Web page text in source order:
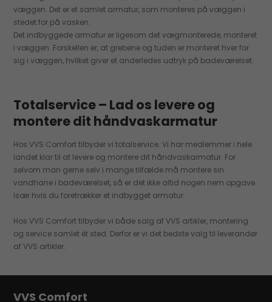
væggen. Det er et samlet armatur, som monteres på væggen i
stedet for på vasken.
Det indbyggede armatur er ligesom det vægmonterede, monteret
i væggen. Forskellen er, at grebene og tuden er monteret hver for
sig i væggen, hvilket giver et anderledes udtryk på badeværelset.
Totalservice – Lad os levere og
montere dit håndvaskarmatur
Hos VVS Comfort tilbyder vi totalservice. Vi har medlemmer i hele
landet klar til at levere og montere dit håndvaskarmatur. For
selvom man gerne selv i mange tilfælde må montere sin
vandhane i badeværelset, så er det ikke altid nogen nem opgave.
Især hvis du foretrækker et indbygget armatur.
Hos VVS Comfort tilbyder vi både salg af VVS artikler, montering
og service samlet ét sted. Derfor er vi det bedste valg til leverandør
af VVS artikler.
VVS Comfort